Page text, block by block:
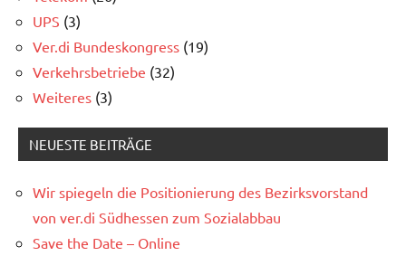
UPS (3)
Ver.di Bundeskongress (19)
Verkehrsbetriebe (32)
Weiteres (3)
NEUESTE BEITRÄGE
Wir spiegeln die Positionierung des Bezirksvorstand
von ver.di Südhessen zum Sozialabbau
Save the Date – Online